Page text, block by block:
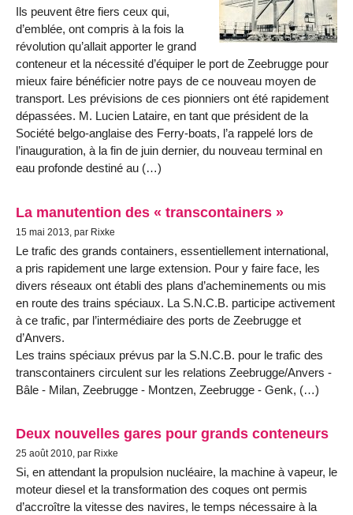
Ils peuvent être fiers ceux qui,
d’emblée, ont compris à la fois la
révolution qu’allait apporter le grand
conteneur et la nécessité d’équiper le port de Zeebrugge pour
mieux faire bénéficier notre pays de ce nouveau moyen de
transport. Les prévisions de ces pionniers ont été rapidement
dépassées. M. Lucien Lataire, en tant que président de la
Société belgo-anglaise des Ferry-boats, l’a rappelé lors de
l’inauguration, à la fin de juin dernier, du nouveau terminal en
eau profonde destiné au (…)
La manutention des « transcontainers »
15 mai 2013, par Rixke
Le trafic des grands containers, essentiellement international,
a pris rapidement une large extension. Pour y faire face, les
divers réseaux ont établi des plans d’acheminements ou mis
en route des trains spéciaux. La S.N.C.B. participe activement
à ce trafic, par l’intermédiaire des ports de Zeebrugge et
d’Anvers.
Les trains spéciaux prévus par la S.N.C.B. pour le trafic des
transcontainers circulent sur les relations Zeebrugge/Anvers -
Bâle - Milan, Zeebrugge - Montzen, Zeebrugge - Genk, (…)
Deux nouvelles gares pour grands conteneurs
25 août 2010, par Rixke
Si, en attendant la propulsion nucléaire, la machine à vapeur, le
moteur diesel et la transformation des coques ont permis
d’accroître la vitesse des navires, le temps nécessaire à la